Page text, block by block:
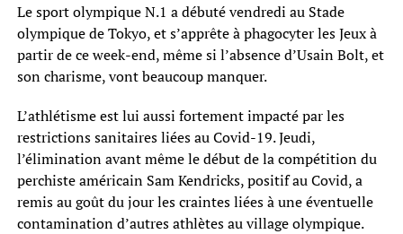
Le sport olympique N.1 a débuté vendredi au Stade
olympique de Tokyo, et s’apprête à phagocyter les Jeux à
partir de ce week-end, même si l’absence d’Usain Bolt, et
son charisme, vont beaucoup manquer.
L’athlétisme est lui aussi fortement impacté par les
restrictions sanitaires liées au Covid-19. Jeudi,
l’élimination avant même le début de la compétition du
perchiste américain Sam Kendricks, positif au Covid, a
remis au goût du jour les craintes liées à une éventuelle
contamination d’autres athlètes au village olympique.